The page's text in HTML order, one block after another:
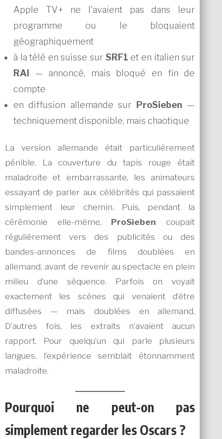
Apple TV+ ne l'avaient pas dans leur
programme ou le bloquaient
géographiquement
à la télé en suisse sur SRF1 et en italien sur
RAI
— annoncé, mais bloqué en fin de
compte
en diffusion allemande sur
ProSieben —
techniquement disponible, mais chaotique
La version allemande était particulièrement
pénible. La couverture du tapis rouge était
maladroite et embarrassante, les animateurs
essayant de parler aux célébrités qui passaient
simplement leur chemin. Puis, pendant la
cérémonie elle-même, ProSieben coupait
régulièrement vers des publicités ou des
bandes-annonces de films doublées en
allemand, avant de revenir au spectacle en plein
milieu d’une séquence. Parfois on voyait
exactement les scènes qui venaient d’être
diffusées — mais doublées en allemand.
D’autres fois, les extraits n’avaient aucun
rapport. Pour quelqu’un qui parle plusieurs
langues, l’expérience semblait étonnamment
maladroite.
Pourquoi ne peut-on pas
simplement regarder les Oscars ?